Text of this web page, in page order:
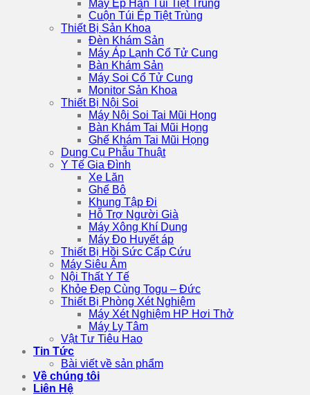
Máy Ép Hàn Túi Tiệt Trùng
Cuộn Túi Ép Tiệt Trùng
Thiết Bị Sản Khoa
Đèn Khám Sản
Máy Áp Lạnh Cổ Tử Cung
Bàn Khám Sản
Máy Soi Cổ Tử Cung
Monitor Sản Khoa
Thiết Bị Nội Soi
Máy Nội Soi Tai Mũi Họng
Bàn Khám Tai Mũi Họng
Ghế Khám Tai Mũi Họng
Dụng Cụ Phẫu Thuật
Y Tế Gia Đình
Xe Lăn
Ghế Bô
Khung Tập Đi
Hỗ Trợ Người Già
Máy Xông Khí Dung
Máy Đo Huyết áp
Thiết Bị Hồi Sức Cấp Cứu
Máy Siêu Âm
Nội Thất Y Tế
Khỏe Đẹp Cùng Togu – Đức
Thiết Bị Phòng Xét Nghiệm
Máy Xét Nghiệm HP Hơi Thở
Máy Ly Tâm
Vật Tư Tiêu Hao
Tin Tức
Bài viết về sản phẩm
Về chúng tôi
Liên Hệ